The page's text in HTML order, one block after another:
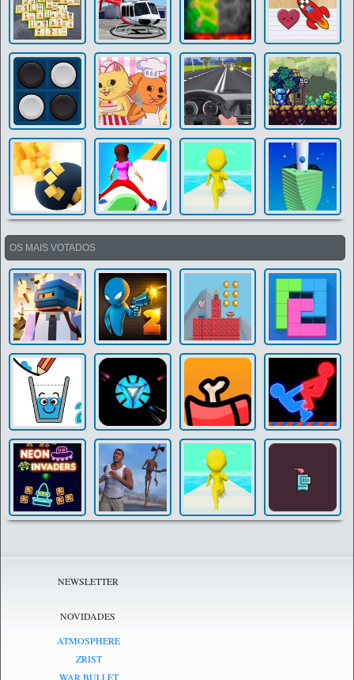
OS MAIS VOTADOS
NEWSLETTER
NOVIDADES
ATMOSPHERE
ZRIST
WAR BULLET